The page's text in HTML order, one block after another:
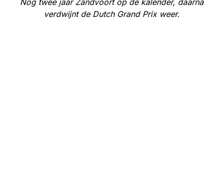
Nog twee jaar Zandvoort op de kalender, daarna
verdwijnt de Dutch Grand Prix weer.